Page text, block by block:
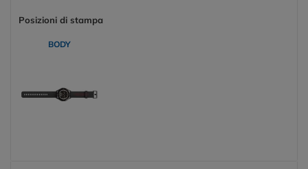
Posizioni di stampa
BODY